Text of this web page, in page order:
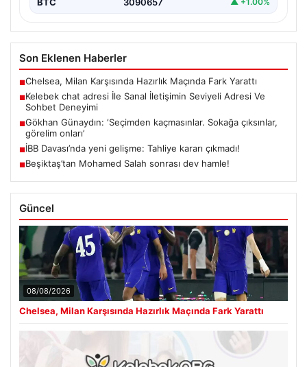
Son Eklenen Haberler
■Chelsea, Milan Karşısında Hazırlık Maçında Fark Yarattı
■Kelebek chat adresi İle Sanal İletişimin Seviyeli Adresi Ve
Sohbet Deneyimi
■Gökhan Günaydın: ‘Seçimden kaçmasınlar. Sokağa çıksınlar,
görelim onları’
■İBB Davası’nda yeni gelişme: Tahliye kararı çıkmadı!
■Beşiktaş’tan Mohamed Salah sonrası dev hamle!
Güncel
08/08/2026
Chelsea, Milan Karşısında Hazırlık Maçında Fark Yarattı